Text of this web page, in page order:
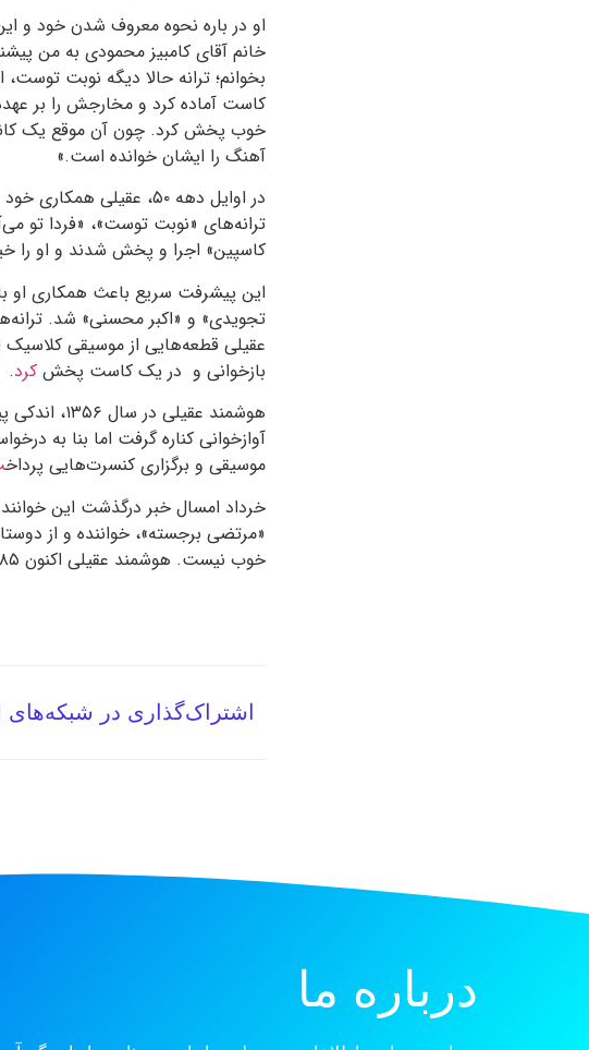
او در باره نحوه معروف شدن خود و
خانم آقای کامبیز محمودی به من
بخوانم؛ ترانه حالا دیگه نوبت
کاست آماده کرد و مخارجش را بر
خوب پخش کرد. چون آن موقع یک
آهنگ را ایشان خوانده است.»
در اوایل دهه ۵۰،
ترانه‌های «نوبت توست»، «فردا تو
کاسپین» اجرا و پخش شدند و او را
این پیشرفت سریع باعث همکاری او
تجویدی» و «اکبر محسنی» شد.
عقیلی قطعه‌هایی از موسیقی کلاسیک
بازخوانی و در یک کاست پخش کرد.
هوشمند
آوازخوانی کناره گرفت اما بنا به
موسیقی و برگزاری کنسرت‌هایی پرداخ
خرداد امسال خبر درگذشت این
«مرتضی برجسته»، خواننده و از
خوب نیست. هوشمند عقیلی اکنون ۸۵ ساله است.
اشتراک‌گذاری در شبکه‌های
درباره ما